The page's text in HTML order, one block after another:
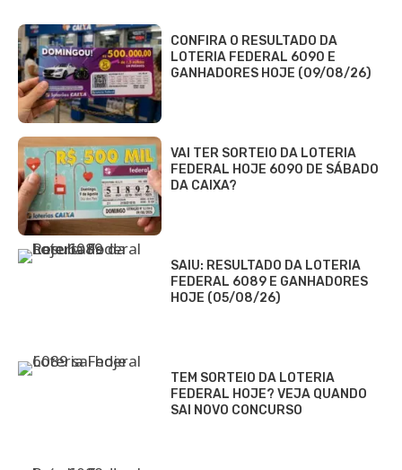
CONFIRA O RESULTADO DA
LOTERIA FEDERAL 6090 E
GANHADORES HOJE (09/08/26)
VAI TER SORTEIO DA LOTERIA
FEDERAL HOJE 6090 DE SÁBADO
DA CAIXA?
SAIU: RESULTADO DA LOTERIA
FEDERAL 6089 E GANHADORES
HOJE (05/08/26)
TEM SORTEIO DA LOTERIA
FEDERAL HOJE? VEJA QUANDO
SAI NOVO CONCURSO